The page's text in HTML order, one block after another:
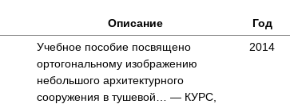
Описание Год
Учебное пособие посвящено
ортогональному изображению
небольшого архитектурного
сооружения в тушевой… — КУРС,
2014